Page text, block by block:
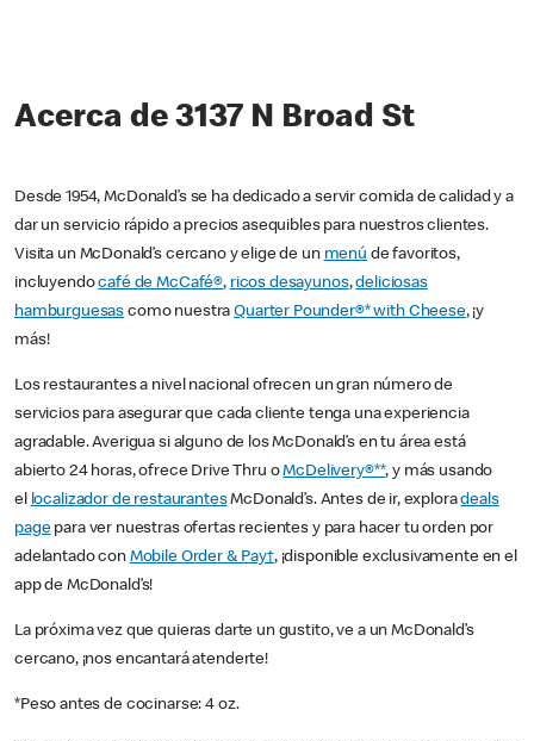
Acerca de 3137 N Broad St
Desde 1954, McDonald’s se ha dedicado a servir comida de calidad y a
dar un servicio rápido a precios asequibles para nuestros clientes.
Visita un McDonald’s cercano y elige de un menú de favoritos,
incluyendocafé de McCafé®, ricos desayunos,deliciosas
hamburguesas como nuestraQuarter Pounder®* with Cheese, ¡y
más!
Los restaurantes a nivel nacional ofrecen un gran número de
servicios para asegurar que cada cliente tenga una experiencia
agradable. Averigua si alguno de los McDonald’s en tu área está
abierto 24 horas, ofrece Drive Thru oMcDelivery®**, y más usando
el localizador de restaurantesMcDonald’s. Antes de ir, exploradeals
pagepara ver nuestras ofertas recientes y para hacer tu orden por
adelantado con Mobile Order & Pay†, ¡disponible exclusivamente en el
app de McDonald’s!
La próxima vez que quieras darte un gustito, ve a un McDonald’s
cercano, ¡nos encantará atenderte!
*Peso antes de cocinarse: 4 oz.